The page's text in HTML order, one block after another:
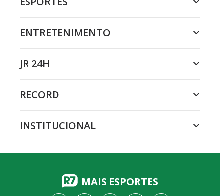
ENTRETENIMENTO
JR 24H
RECORD
INSTITUCIONAL
MAIS ESPORTES